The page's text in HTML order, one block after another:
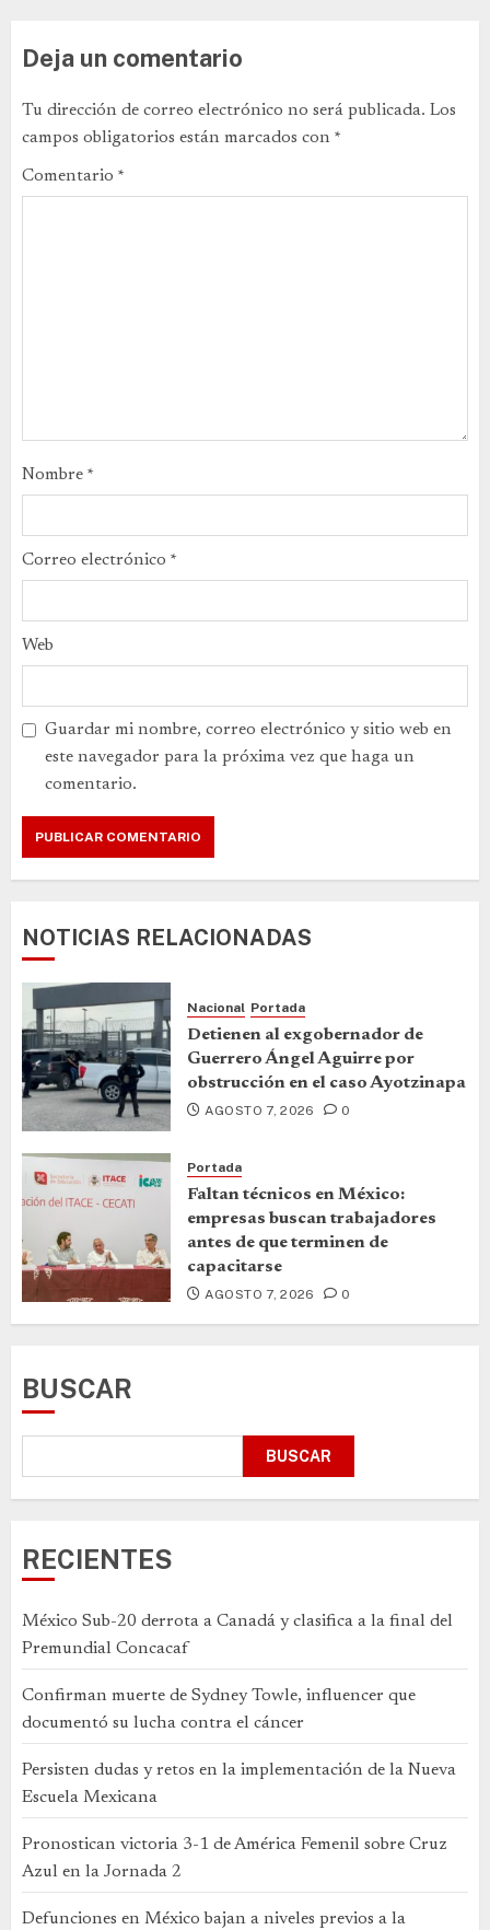
Deja un comentario
Tu dirección de correo electrónico no será publicada. Los
campos obligatorios están marcados con *
Comentario *
Nombre *
Correo electrónico *
Web
Guardar mi nombre, correo electrónico y sitio web en
este navegador para la próxima vez que haga un
comentario.
NOTICIAS RELACIONADAS
Nacional Portada
Detienen al exgobernador de
Guerrero Ángel Aguirre por
obstrucción en el caso Ayotzinapa
AGOSTO 7, 2026 0
Portada
Faltan técnicos en México:
empresas buscan trabajadores
antes de que terminen de
capacitarse
AGOSTO 7, 2026 0
BUSCAR
BUSCAR
RECIENTES
México Sub-20 derrota a Canadá y clasifica a la final del
Premundial Concacaf
Confirman muerte de Sydney Towle, influencer que
documentó su lucha contra el cáncer
Persisten dudas y retos en la implementación de la Nueva
Escuela Mexicana
Pronostican victoria 3-1 de América Femenil sobre Cruz
Azul en la Jornada 2
Defunciones en México bajan a niveles previos a la